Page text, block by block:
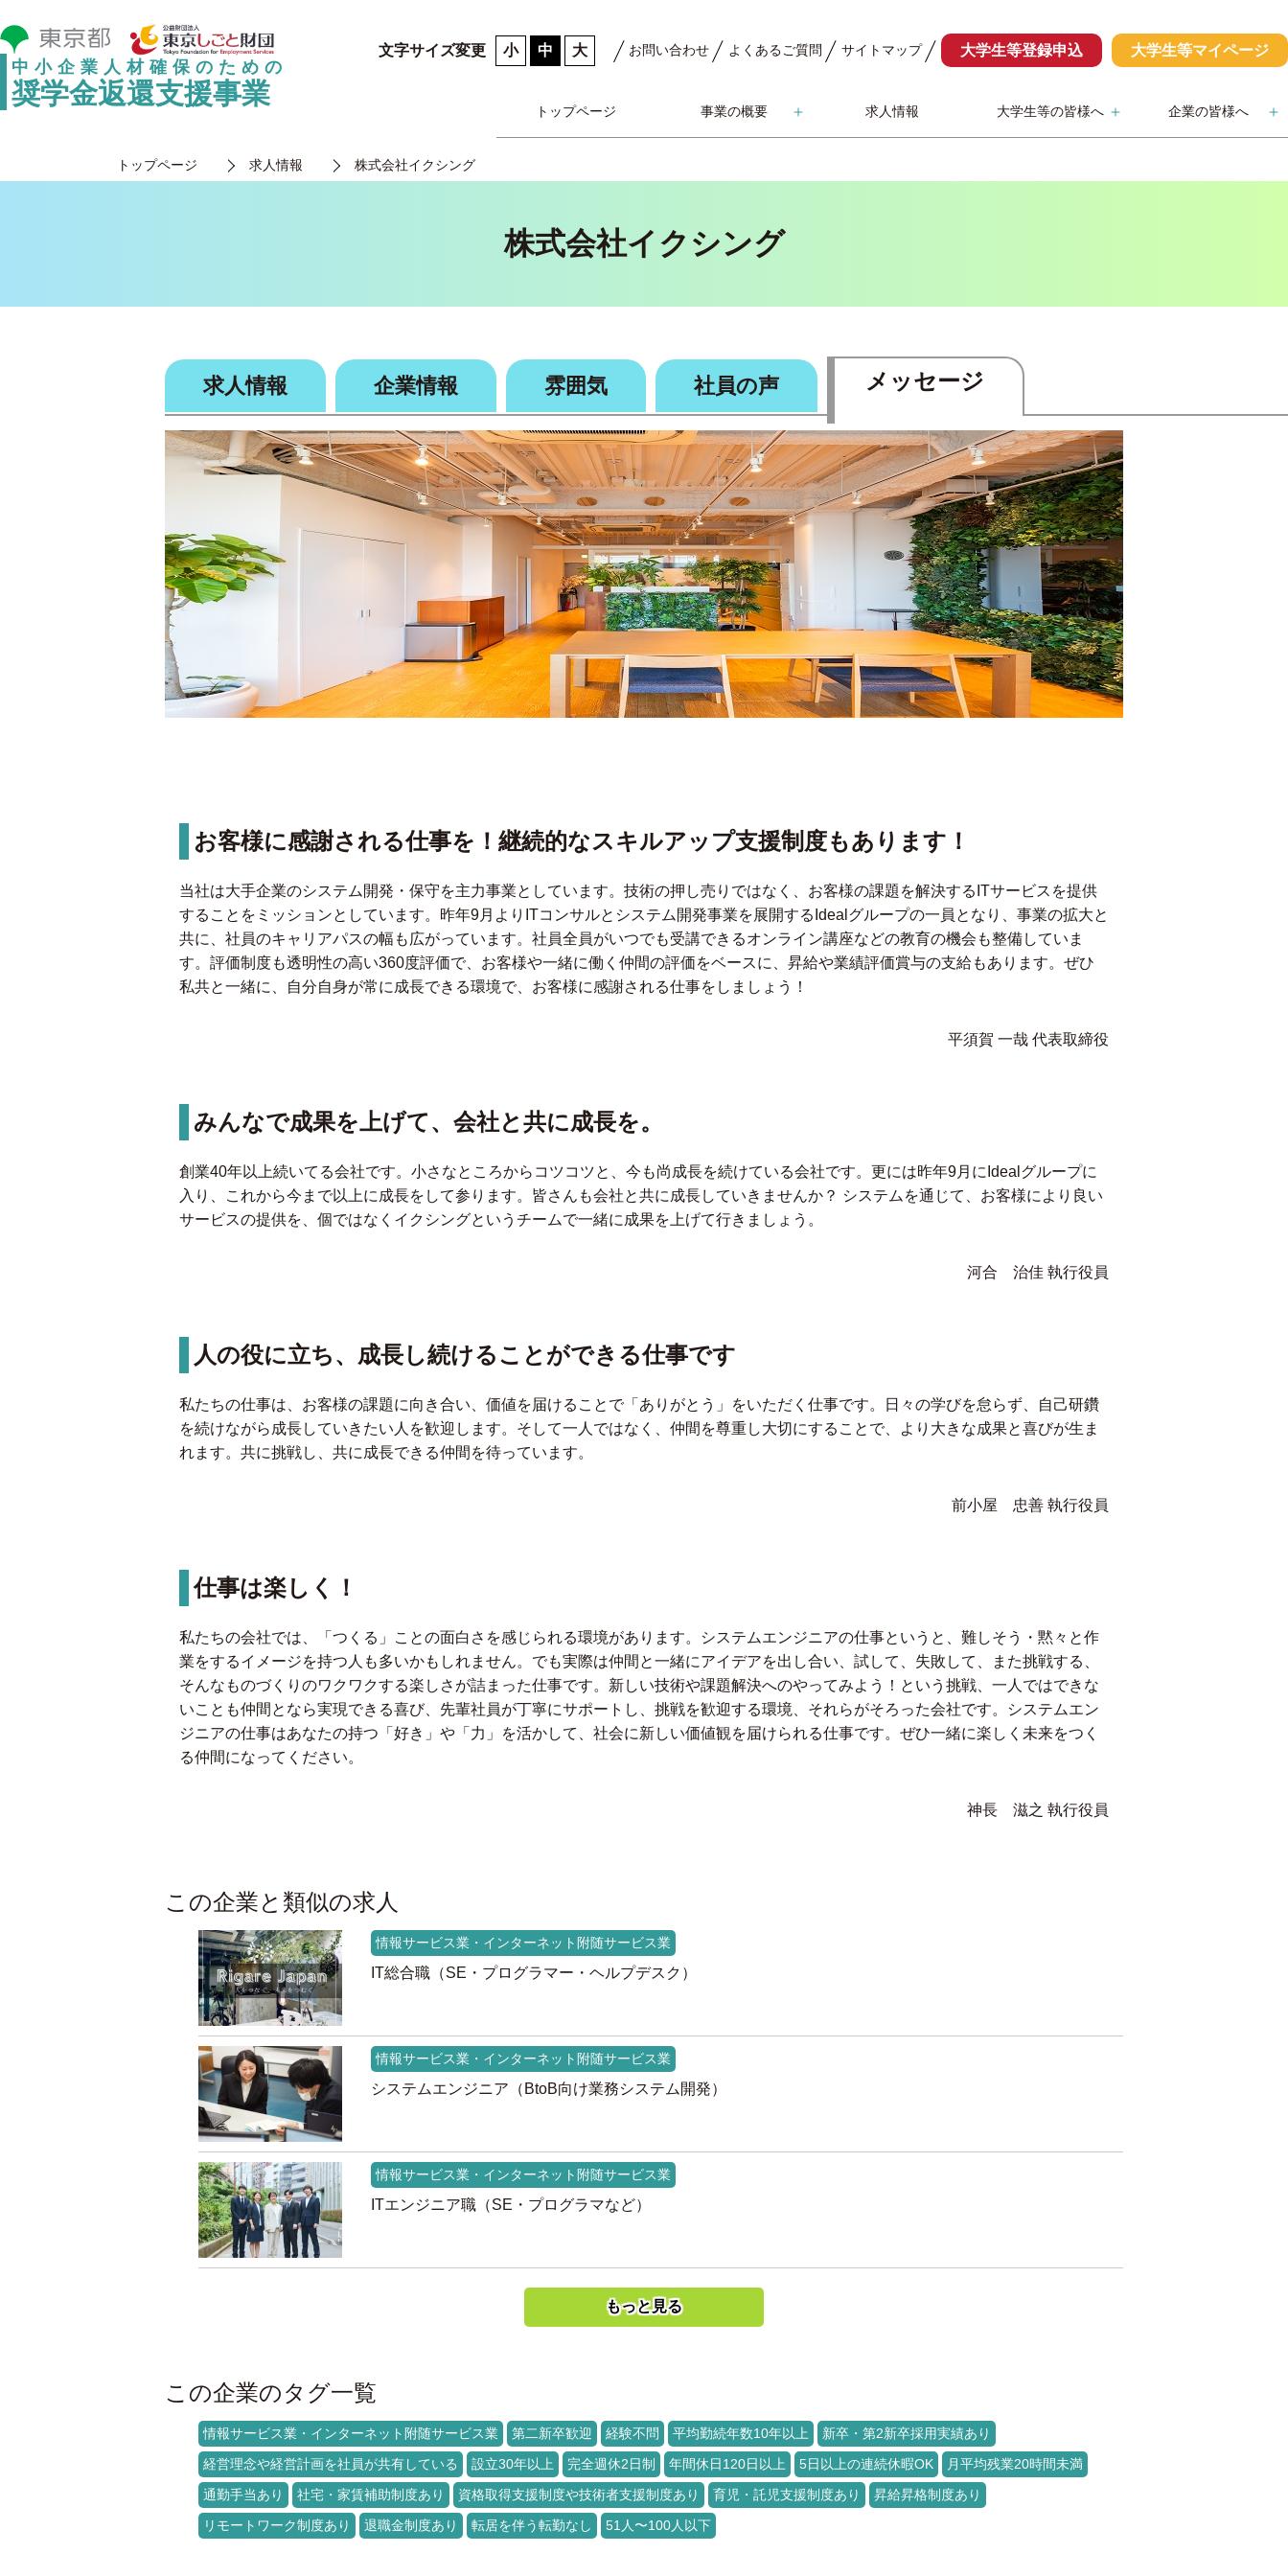
中小企業人材確保のための
奨学金返還支援事業
文字サイズ変更 小 中 大 お問い合わせ よくあるご質問 サイトマップ 大学生等登録申込 大学生等マイページ
トップページ 事業の概要 求人情報 大学生等の皆様へ 企業の皆様へ
トップページ 求人情報 株式会社イクシング
株式会社イクシング
求人情報 企業情報 雰囲気 社員の声 メッセージ
お客様に感謝される仕事を！継続的なスキルアップ支援制度もあります！
当社は大手企業のシステム開発・保守を主力事業としています。技術の押し売りではなく、お客様の課題を解決するITサービスを提供
することをミッションとしています。昨年9月よりITコンサルとシステム開発事業を展開するIdealグループの一員となり、事業の拡大と
共に、社員のキャリアパスの幅も広がっています。社員全員がいつでも受講できるオンライン講座などの教育の機会も整備していま
す。評価制度も透明性の高い360度評価で、お客様や一緒に働く仲間の評価をベースに、昇給や業績評価賞与の支給もあります。ぜひ
私共と一緒に、自分自身が常に成長できる環境で、お客様に感謝される仕事をしましょう！
平須賀 一哉 代表取締役
みんなで成果を上げて、会社と共に成長を。
創業40年以上続いてる会社です。小さなところからコツコツと、今も尚成長を続けている会社です。更には昨年9月にIdealグループに
入り、これから今まで以上に成長をして参ります。皆さんも会社と共に成長していきませんか？ システムを通じて、お客様により良い
サービスの提供を、個ではなくイクシングというチームで一緒に成果を上げて行きましょう。
河合 治佳 執行役員
人の役に立ち、成長し続けることができる仕事です
私たちの仕事は、お客様の課題に向き合い、価値を届けることで「ありがとう」をいただく仕事です。日々の学びを怠らず、自己研鑽
を続けながら成長していきたい人を歓迎します。そして一人ではなく、仲間を尊重し大切にすることで、より大きな成果と喜びが生ま
れます。共に挑戦し、共に成長できる仲間を待っています。
前小屋 忠善 執行役員
仕事は楽しく！
私たちの会社では、「つくる」ことの面白さを感じられる環境があります。システムエンジニアの仕事というと、難しそう・黙々と作
業をするイメージを持つ人も多いかもしれません。でも実際は仲間と一緒にアイデアを出し合い、試して、失敗して、また挑戦する、
そんなものづくりのワクワクする楽しさが詰まった仕事です。新しい技術や課題解決へのやってみよう！という挑戦、一人ではできな
いことも仲間となら実現できる喜び、先輩社員が丁寧にサポートし、挑戦を歓迎する環境、それらがそろった会社です。システムエン
ジニアの仕事はあなたの持つ「好き」や「力」を活かして、社会に新しい価値観を届けられる仕事です。ぜひ一緒に楽しく未来をつく
る仲間になってください。
神長 滋之 執行役員
この企業と類似の求人
情報サービス業・インターネット附随サービス業
IT総合職（SE・プログラマー・ヘルプデスク）
情報サービス業・インターネット附随サービス業
システムエンジニア（BtoB向け業務システム開発）
情報サービス業・インターネット附随サービス業
ITエンジニア職（SE・プログラマなど）
もっと見る
この企業のタグ一覧
情報サービス業・インターネット附随サービス業 第二新卒歓迎 経験不問 平均勤続年数10年以上
新卒・第2新卒採用実績あり
経営理念や経営計画を社員が共有している
設立30年以上 完全週休2日制 年間休日120日以上 5日以上の連続休暇OK
月平均残業20時間未満
通勤手当あり
社宅・家賃補助制度あり 資格取得支援制度や技術者支援制度あり 育児・託児支援制度あり
昇給昇格制度あり
リモートワーク制度あり
退職金制度あり 転居を伴う転勤なし 51人〜100人以下